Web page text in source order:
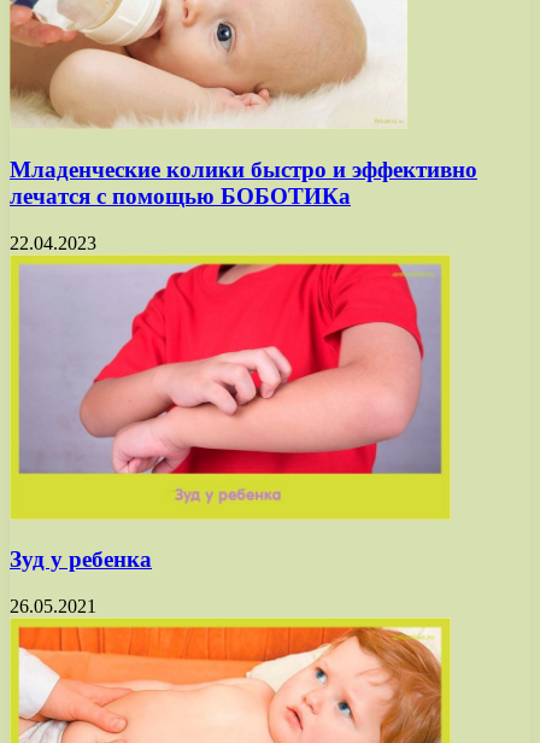
Младенческие колики быстро и эффективно
лечатся с помощью БОБОТИКа
22.04.2023
Зуд у ребенка
26.05.2021